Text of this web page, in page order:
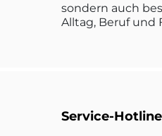
sondern auch
Alltag, Beruf und
Service-Hotline